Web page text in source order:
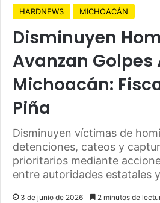
HARDNEWS MICHOACÁN
Disminuyen
Avanzan Golpes
Michoacán:
Piña
Disminuyen víctimas de
detenciones, cateos y
prioritarios mediante
entre autoridades estatales
3 de junio de 2026 2 minutos de